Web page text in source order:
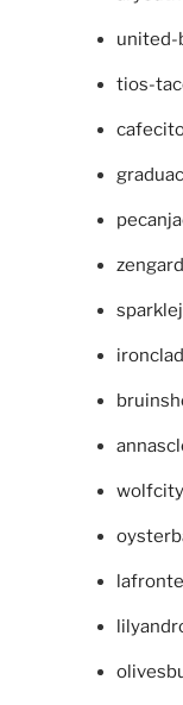
united-
tios-